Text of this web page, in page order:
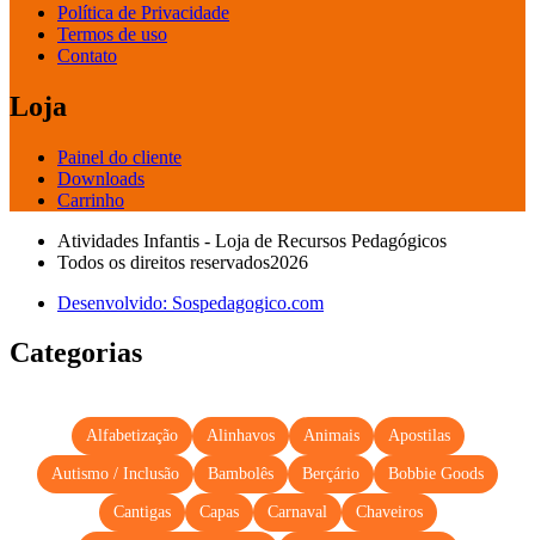
Política de Privacidade
Termos de uso
Contato
Loja
Painel do cliente
Downloads
Carrinho
Atividades Infantis - Loja de Recursos Pedagógicos
Todos os direitos reservados2026
Desenvolvido: Sospedagogico.com
Categorias
Alfabetização Alinhavos Animais Apostilas
Autismo / Inclusão Bambolês Berçário Bobbie Goods
Cantigas Capas Carnaval Chaveiros